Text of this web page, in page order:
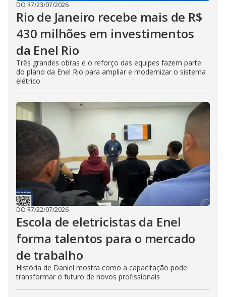
DO R7/23/07/2026
Rio de Janeiro recebe mais de R$
430 milhões em investimentos
da Enel Rio
Três grandes obras e o reforço das equipes fazem parte
do plano da Enel Rio para ampliar e modernizar o sistema
elétrico
DO R7/22/07/2026
Escola de eletricistas da Enel
forma talentos para o mercado
de trabalho
História de Daniel mostra como a capacitação pode
transformar o futuro de novos profissionais